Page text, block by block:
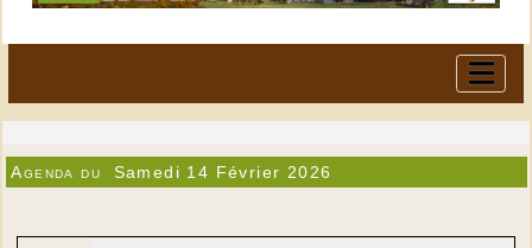
Agenda du Samedi 14 Février 2026